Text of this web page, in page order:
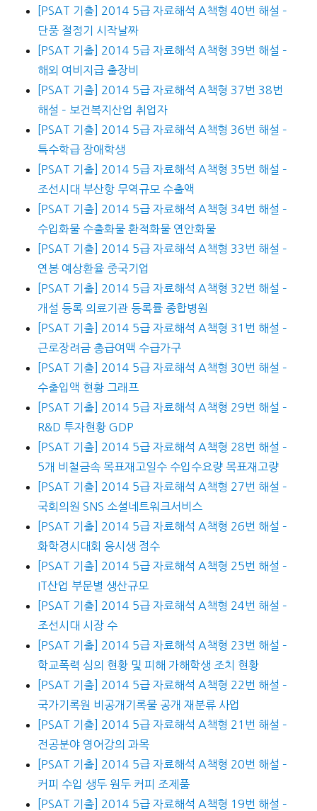
[PSAT 기출] 2014 5급 자료해석 A책형 40번 해설 –
단풍 절정기 시작날짜
[PSAT 기출] 2014 5급 자료해석 A책형 39번 해설 –
해외 여비지급 출장비
[PSAT 기출] 2014 5급 자료해석 A책형 37번 38번
해설 – 보건복지산업 취업자
[PSAT 기출] 2014 5급 자료해석 A책형 36번 해설 –
특수학급 장애학생
[PSAT 기출] 2014 5급 자료해석 A책형 35번 해설 –
조선시대 부산항 무역규모 수출액
[PSAT 기출] 2014 5급 자료해석 A책형 34번 해설 –
수입화물 수출화물 환적화물 연안화물
[PSAT 기출] 2014 5급 자료해석 A책형 33번 해설 –
연봉 예상환율 중국기업
[PSAT 기출] 2014 5급 자료해석 A책형 32번 해설 –
개설 등록 의료기관 등록률 종합병원
[PSAT 기출] 2014 5급 자료해석 A책형 31번 해설 –
근로장려금 총급여액 수급가구
[PSAT 기출] 2014 5급 자료해석 A책형 30번 해설 –
수출입액 현황 그래프
[PSAT 기출] 2014 5급 자료해석 A책형 29번 해설 –
R&D 투자현황 GDP
[PSAT 기출] 2014 5급 자료해석 A책형 28번 해설 –
5개 비철금속 목표재고일수 수입수요량 목표재고량
[PSAT 기출] 2014 5급 자료해석 A책형 27번 해설 –
국회의원 SNS 소셜네트워크서비스
[PSAT 기출] 2014 5급 자료해석 A책형 26번 해설 –
화학경시대회 응시생 점수
[PSAT 기출] 2014 5급 자료해석 A책형 25번 해설 –
IT산업 부문별 생산규모
[PSAT 기출] 2014 5급 자료해석 A책형 24번 해설 –
조선시대 시장 수
[PSAT 기출] 2014 5급 자료해석 A책형 23번 해설 –
학교폭력 심의 현황 및 피해 가해학생 조치 현황
[PSAT 기출] 2014 5급 자료해석 A책형 22번 해설 –
국가기록원 비공개기록물 공개 재분류 사업
[PSAT 기출] 2014 5급 자료해석 A책형 21번 해설 –
전공분야 영어강의 과목
[PSAT 기출] 2014 5급 자료해석 A책형 20번 해설 –
커피 수입 생두 원두 커피 조제품
[PSAT 기출] 2014 5급 자료해석 A책형 19번 해설 –